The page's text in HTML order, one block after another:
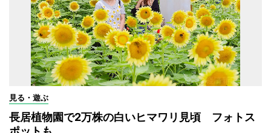
見る・遊ぶ
長居植物園で2万株の白いヒマワリ見頃 フォトス